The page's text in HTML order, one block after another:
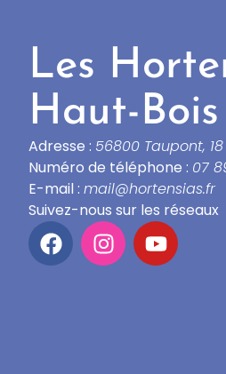
Les
Haut-Bois
Adresse : 56800 Taupont,
Numéro de téléphone : 07
E-mail : mail@hortensias.fr
Suivez-nous sur les réseaux